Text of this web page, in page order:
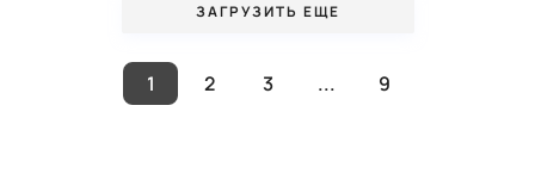
ЗАГРУЗИТЬ ЕЩЕ
1 2 3 ... 9